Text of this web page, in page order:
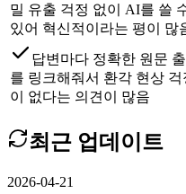
밀 유출 걱정 없이 AI를 쓸
있어 혁신적이라는 평이 많
답변마다 정확한 원문
를 링크해줘서 환각 현상 걱
이 없다는 의견이 많음
최근 업데이트
2026-04-21